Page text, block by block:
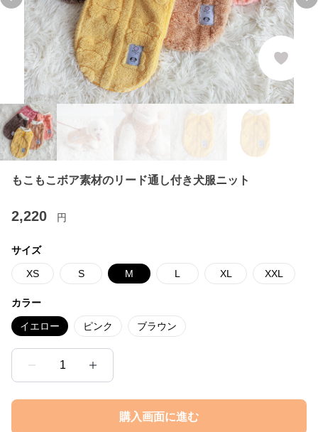
Previous slide
もこもこボア素材のリード通し付き犬服ニット
2,220 円
サイズ
XS S M L XL XXL
カラー
イエロー ピンク ブラウン
1
購入画面に進む